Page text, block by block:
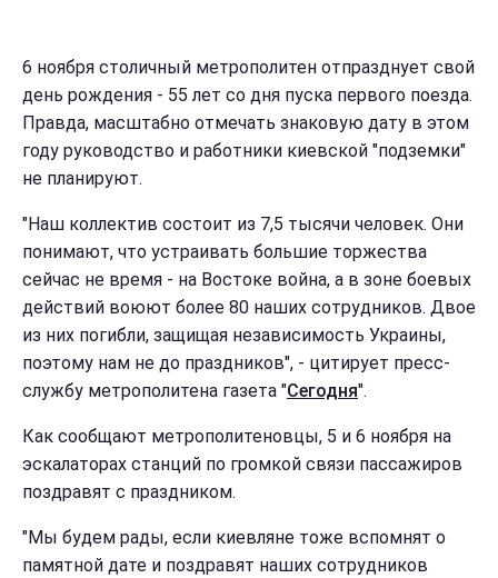
6 ноября столичный метрополитен отпразднует свой
день рождения - 55 лет со дня пуска первого поезда.
Правда, масштабно отмечать знаковую дату в этом
году руководство и работники киевской "подземки"
не планируют.
"Наш коллектив состоит из 7,5 тысячи человек. Они
понимают, что устраивать большие торжества
сейчас не время - на Востоке война, а в зоне боевых
действий воюют более 80 наших сотрудников. Двое
из них погибли, защищая независимость Украины,
поэтому нам не до праздников", - цитирует пресс-
службу метрополитена газета "Сегодня".
Как сообщают метрополитеновцы, 5 и 6 ноября на
эскалаторах станций по громкой связи пассажиров
поздравят с праздником.
"Мы будем рады, если киевляне тоже вспомнят о
памятной дате и поздравят наших сотрудников